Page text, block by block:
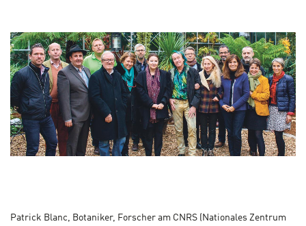
Patrick Blanc, Botaniker, Forscher am CNRS (Nationales Zentrum